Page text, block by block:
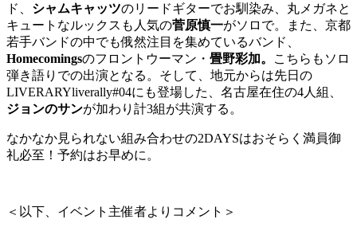
ド、 シャムキャッツのリードギターでお馴染み、丸メガネと
キュートなルックスも人気の菅原慎一がソロで。また、京都
若手バンドの中でも俄然注目を集めているバンド、
Homecomingsのフロントウーマン・ 畳野彩加。
こちらもソロ
弾き語りでの出演となる。そして、地元からは先日の
LIVERARYliverally#04にも登場した、名古屋在住の4人組、
ジョンのサンが加わり計3組が共演する。
なかなか見られない組み合わせの2DAYSはおそらく満員御
礼必至！予約はお早めに。
＜以下、イベント主催者よりコメント＞